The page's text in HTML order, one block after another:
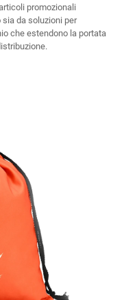
promozionali
da soluzioni per
che estendono la portata